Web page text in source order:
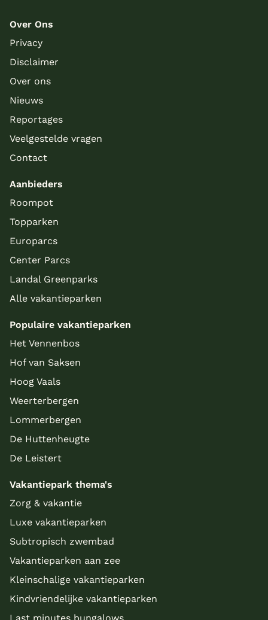
Over Ons
Privacy
Disclaimer
Over ons
Nieuws
Reportages
Veelgestelde vragen
Contact
Aanbieders
Roompot
Topparken
Europarcs
Center Parcs
Landal Greenparks
Alle vakantieparken
Populaire vakantieparken
Het Vennenbos
Hof van Saksen
Hoog Vaals
Weerterbergen
Lommerbergen
De Huttenheugte
De Leistert
Vakantiepark thema's
Zorg & vakantie
Luxe vakantieparken
Subtropisch zwembad
Vakantieparken aan zee
Kleinschalige vakantieparken
Kindvriendelijke vakantieparken